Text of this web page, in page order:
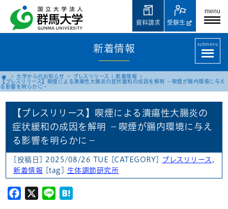
menu
受験生
資料請求
新着情報 submenu
大学からのお知らせ プレスリリース
新着情報
【プレスリリース】喫煙による潰瘍性大腸炎の症状緩和の成因を解明 －喫煙が腸内環境に与え
る影響を明らかに－
【プレスリリース】喫煙による潰瘍性大腸炎の
症状緩和の成因を解明 －喫煙が腸内環境に与え
る影響を明らかに－
[投稿日] 2025/08/26 TUE [CATEGORY] プレスリリース ,
新着情報 [tag] 生体調節研究所
Facebook
X Line